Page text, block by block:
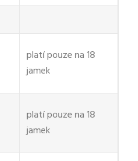
platí pouze na 18
jamek
platí pouze na 18
jamek